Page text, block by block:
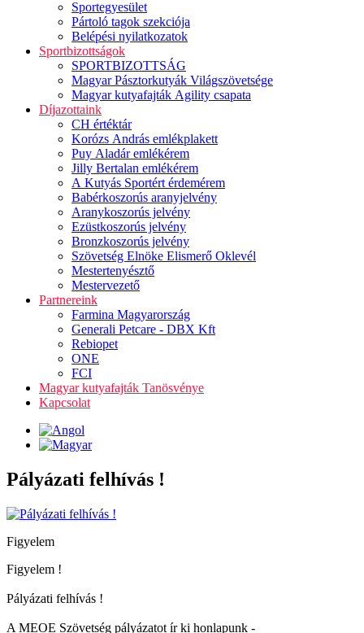
Sportegyesület
Pártoló tagok szekciója
Belépési nyilatkozatok
Sportbizottságok
SPORTBIZOTTSÁG
Magyar Pásztorkutyák Világszövetsége
Magyar kutyafajták Agility csapata
Díjazottaink
CH értéktár
Korózs András emlékplakett
Puy Aladár emlékérem
Jilly Bertalan emlékérem
A Kutyás Sportért érdemérem
Babérkoszorús aranyjelvény
Aranykoszorús jelvény
Ezüstkoszorús jelvény
Bronzkoszorús jelvény
Szövetség Elnöke Elismerő Oklevél
Mestertenyésztő
Mestervezető
Partnereink
Farmina Magyarország
Generali Petcare - DBX Kft
Rebiopet
ONE
FCI
Magyar kutyafajták Tanösvénye
Kapcsolat
Pályázati felhívás !
Figyelem
Figyelem !
Pályázati felhívás !
A MEOE Szövetség pályázatot ír ki honlapunk -